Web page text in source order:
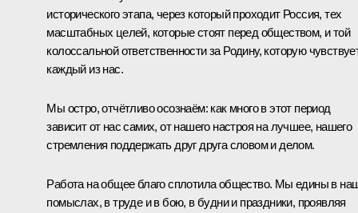
исторического этапа, через который проходит Россия, тех
масштабных целей, которые стоят перед обществом, и той
колоссальной ответственности за Родину, которую
каждый из нас.
Мы остро, отчётливо осознаём: как много в этот период
зависит от нас самих, от нашего настроя на лучшее, нашего
стремления поддержать друг друга словом и делом.
Работа на общее благо сплотила общество. Мы едины в
помыслах, в труде и в бою, в будни и праздники, проявляя